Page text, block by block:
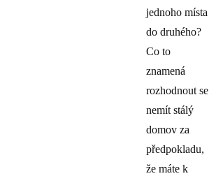
jednoho místa
do druhého?
Co to
znamená
rozhodnout se
nemít stálý
domov za
předpokladu,
že máte k